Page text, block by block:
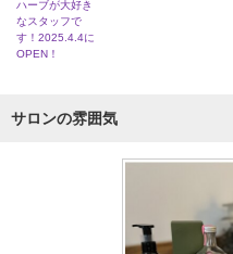
ハーブが大好き
なスタッフで
す！2025.4.4に
OPEN！
サロンの雰囲気